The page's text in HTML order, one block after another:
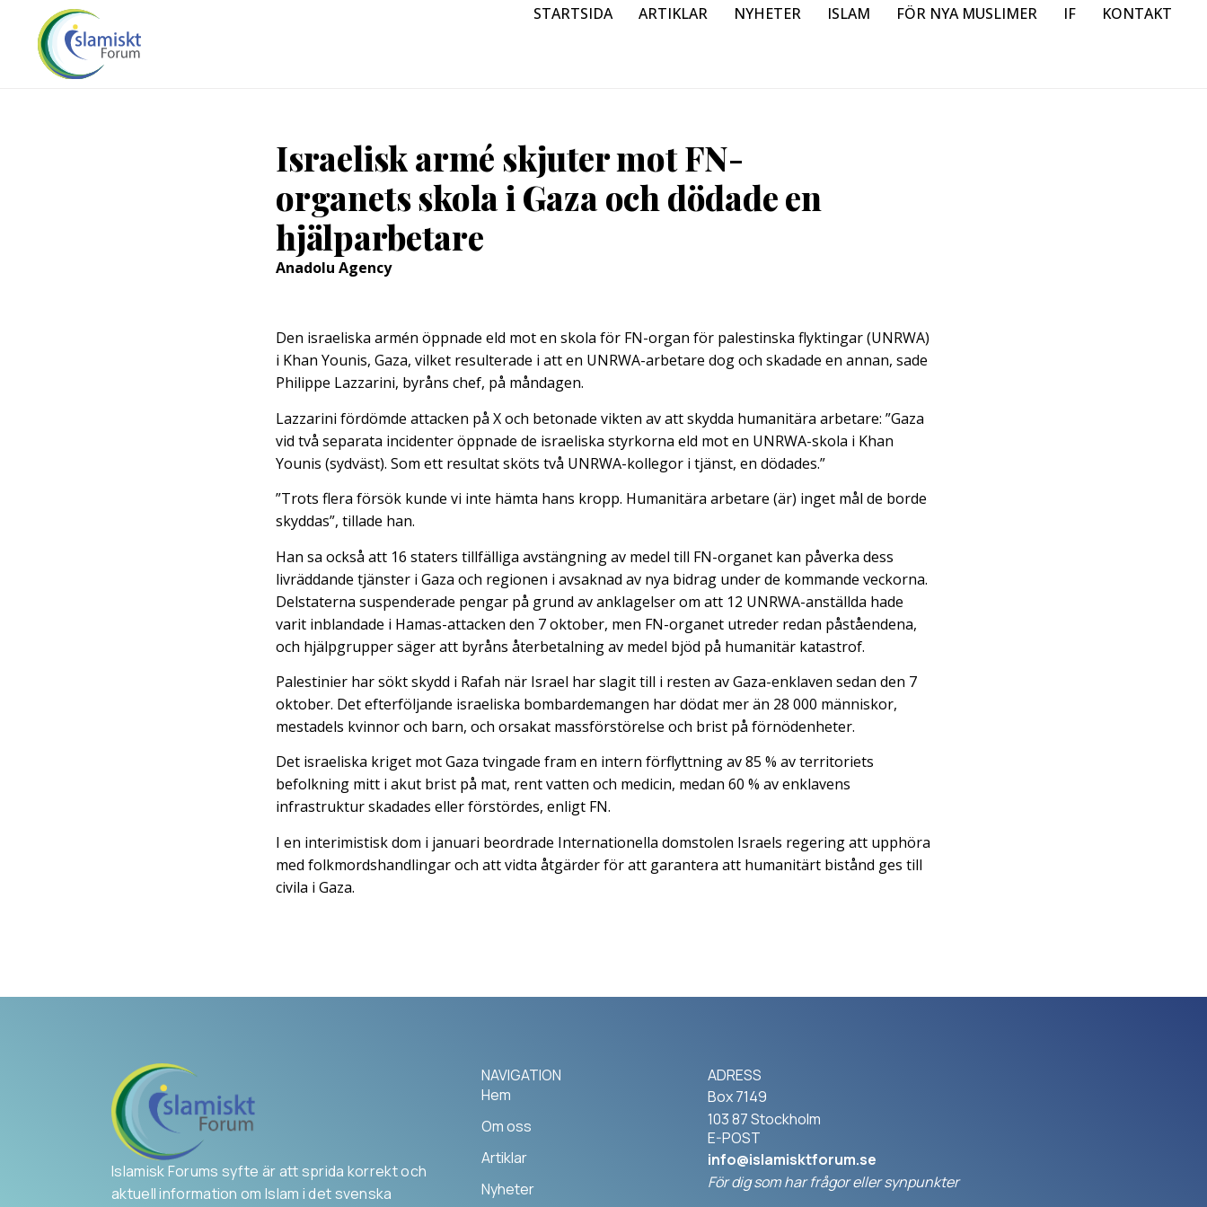
STARTSIDA ARTIKLAR NYHETER ISLAM FÖR NYA MUSLIMER IF KONTAKT
Israelisk armé skjuter mot FN-
organets skola i Gaza och dödade en
hjälparbetare
Anadolu Agency
Den israeliska armén öppnade eld mot en skola för FN-organ för palestinska flyktingar (UNRWA)
i Khan Younis, Gaza, vilket resulterade i att en UNRWA-arbetare dog och skadade en annan, sade
Philippe Lazzarini, byråns chef, på måndagen.
Lazzarini fördömde attacken på X och betonade vikten av att skydda humanitära arbetare: ”Gaza
vid två separata incidenter öppnade de israeliska styrkorna eld mot en UNRWA-skola i Khan
Younis (sydväst). Som ett resultat sköts två UNRWA-kollegor i tjänst, en dödades.”
”Trots flera försök kunde vi inte hämta hans kropp. Humanitära arbetare (är) inget mål de borde
skyddas”, tillade han.
Han sa också att 16 staters tillfälliga avstängning av medel till FN-organet kan påverka dess
livräddande tjänster i Gaza och regionen i avsaknad av nya bidrag under de kommande veckorna.
Delstaterna suspenderade pengar på grund av anklagelser om att 12 UNRWA-anställda hade
varit inblandade i Hamas-attacken den 7 oktober, men FN-organet utreder redan påståendena,
och hjälpgrupper säger att byråns återbetalning av medel bjöd på humanitär katastrof.
Palestinier har sökt skydd i Rafah när Israel har slagit till i resten av Gaza-enklaven sedan den 7
oktober. Det efterföljande israeliska bombardemangen har dödat mer än 28 000 människor,
mestadels kvinnor och barn, och orsakat massförstörelse och brist på förnödenheter.
Det israeliska kriget mot Gaza tvingade fram en intern förflyttning av 85 % av territoriets
befolkning mitt i akut brist på mat, rent vatten och medicin, medan 60 % av enklavens
infrastruktur skadades eller förstördes, enligt FN.
I en interimistisk dom i januari beordrade Internationella domstolen Israels regering att upphöra
med folkmordshandlingar och att vidta åtgärder för att garantera att humanitärt bistånd ges till
civila i Gaza.
Islamisk Forums syfte är att sprida korrekt och
aktuell information om Islam i det svenska
NAVIGATION
Hem
Om oss
Artiklar
Nyheter
ADRESS
Box 7149
103 87 Stockholm
E-POST
info@islamisktforum.se
För dig som har frågor eller synpunkter